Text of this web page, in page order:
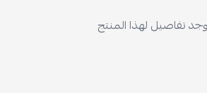
تفاصيل لهذا المنتج